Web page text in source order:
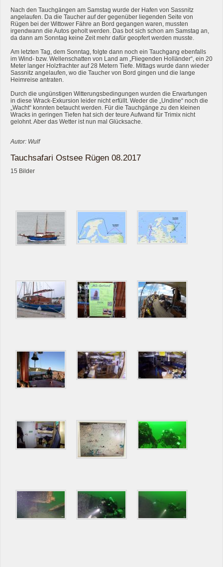
Nach den Tauchgängen am Samstag wurde der Hafen von Sassnitz
angelaufen. Da die Taucher auf der gegenüber liegenden Seite von
Rügen bei der Wittower Fähre an Bord gegangen waren, mussten
irgendwann die Autos geholt werden. Das bot sich schon am Samstag an,
da dann am Sonntag keine Zeit mehr dafür geopfert werden musste.
Am letzten Tag, dem Sonntag, folgte dann noch ein Tauchgang ebenfalls
im Wind- bzw. Wellenschatten von Land am „Fliegenden Holländer“, ein 20
Meter langer Holzfrachter auf 28 Metern Tiefe. Mittags wurde dann wieder
Sassnitz angelaufen, wo die Taucher von Bord gingen und die lange
Heimreise antraten.
Durch die ungünstigen Witterungsbedingungen wurden die Erwartungen
in diese Wrack-Exkursion leider nicht erfüllt. Weder die „Undine“ noch die
„Wacht“ konnten betaucht werden. Für die Tauchgänge zu den kleinen
Wracks in geringen Tiefen hat sich der teure Aufwand für Trimix nicht
gelohnt. Aber das Wetter ist nun mal Glücksache.
Autor: Wulf
Tauchsafari Ostsee Rügen 08.2017
15 Bilder